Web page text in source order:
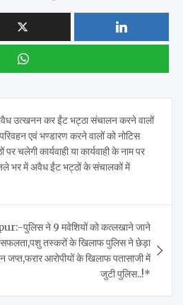
कर ईंट भट्ठा संचालन करने वालों
एवं भण्डारण करने वालों को नोटिस
चलेगी कार्यवाही या कार्यवाही के नाम पर
जिले भर में अवैध ईंट भट्ठों के संचालकों में
पुलिस ने 9 मवेशियों को कत्लखाने जाने
सफलता,पशु तस्करों के खिलाफ पुलिस ने छेड़ा
जप्त,फरार आरोपीयों के खिलाफ पतासाजी में
जुटी पुलिस..!*